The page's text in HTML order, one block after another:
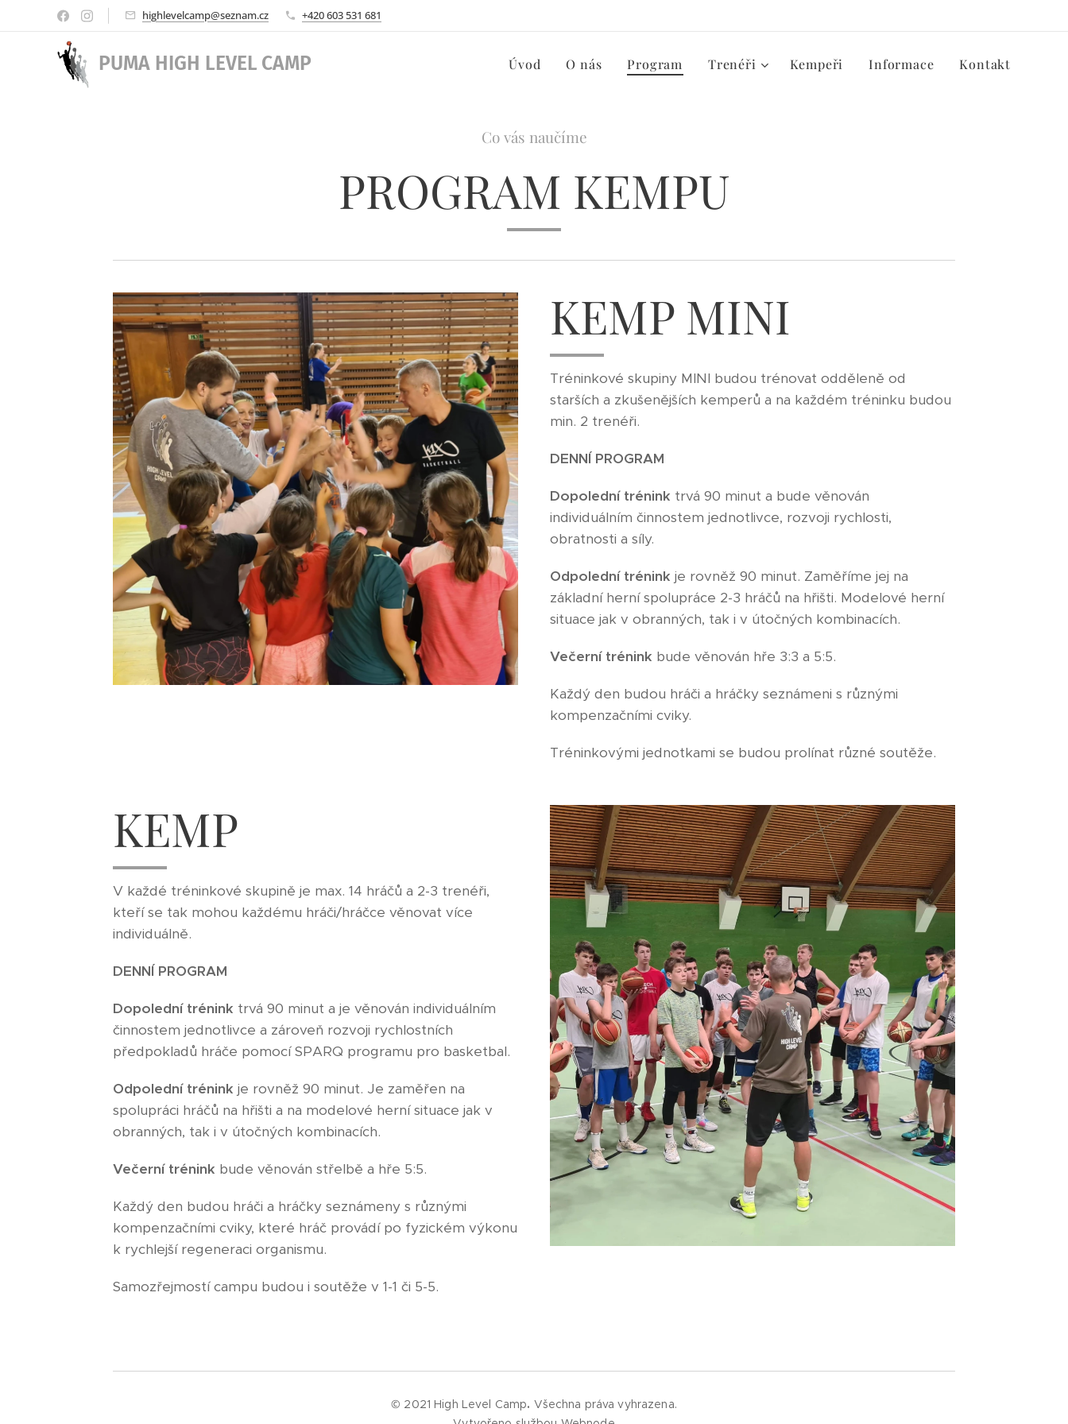
highlevelcamp@seznam.cz +420 603 531 681
PUMA HIGH LEVEL CAMP Úvod O nás Program Trenéři Kempeři Informace Kontakt
Co vás naučíme
PROGRAM KEMPU
KEMP MINI
Tréninkové skupiny MINI budou trénovat odděleně od
starších a zkušenějších kemperů a na každém tréninku budou
min. 2 trenéři.
DENNÍ PROGRAM
Dopolední trénink trvá 90 minut a bude věnován
individuálním činnostem jednotlivce, rozvoji rychlosti,
obratnosti a síly.
Odpolední trénink je rovněž 90 minut. Zaměříme jej na
základní herní spolupráce 2-3 hráčů na hřišti. Modelové herní
situace jak v obranných, tak i v útočných kombinacích.
Večerní trénink bude věnován hře 3:3 a 5:5.
Každý den budou hráči a hráčky seznámeni s různými
kompenzačními cviky.
Tréninkovými jednotkami se budou prolínat různé soutěže.
KEMP
V každé tréninkové skupině je max. 14 hráčů a 2-3 trenéři,
kteří se tak mohou každému hráči/hráčce věnovat více
individuálně.
DENNÍ PROGRAM
Dopolední trénink trvá 90 minut a je věnován individuálním
činnostem jednotlivce a zároveň rozvoji rychlostních
předpokladů hráče pomocí SPARQ programu pro basketbal.
Odpolední trénink je rovněž 90 minut. Je zaměřen na
spolupráci hráčů na hřišti a na modelové herní situace jak v
obranných, tak i v útočných kombinacích.
Večerní trénink bude věnován střelbě a hře 5:5.
Každý den budou hráči a hráčky seznámeny s různými
kompenzačními cviky, které hráč provádí po fyzickém výkonu
k rychlejší regeneraci organismu.
Samozřejmostí campu budou i soutěže v 1-1 či 5-5.
© 2021 High Level Camp. Všechna práva vyhrazena.